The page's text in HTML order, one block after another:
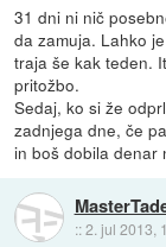
31 dni ni nič
da zamuja. Lahko
traja še kak teden.
pritožbo.
Sedaj, ko si že
zadnjega dne, če
in boš dobila denar
::2. jul 2013,